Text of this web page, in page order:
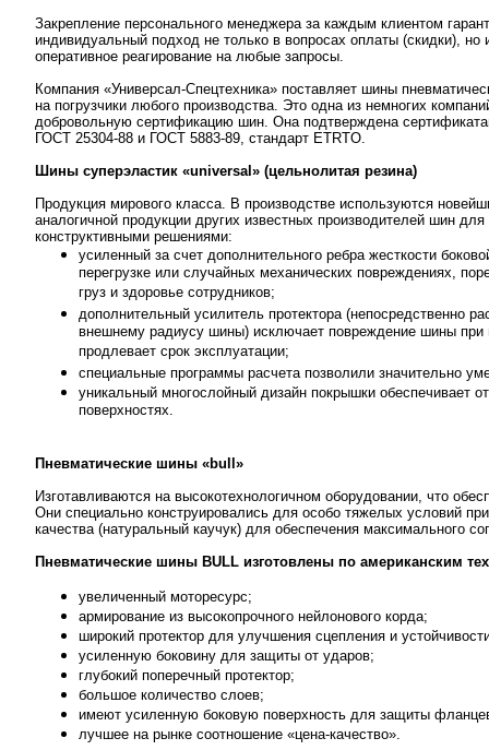
Закрепление персонального менеджера за каждым клиентом
индивидуальный подход не только в вопросах оплаты (скидки), но
оперативное реагирование на любые запросы.
Компания «Универсал-Спецтехника» поставляет шины
на погрузчики любого производства. Это одна из немногих
добровольную сертификацию шин. Она подтверждена
ГОСТ 25304-88 и ГОСТ 5883-89, стандарт ETRTO.
Шины суперэластик «universal» (цельнолитая резина)
Продукция мирового класса. В производстве используются
аналогичной продукции других известных производителей шин для
конструктивными решениями:
усиленный за счет дополнительного ребра жесткости
перегрузке или случайных механических повреждениях,
груз и здоровье сотрудников;
дополнительный усилитель протектора (непосредственно
внешнему радиусу шины) исключает повреждение шины при
продлевает срок эксплуатации;
специальные программы расчета позволили значительно
уникальный многослойный дизайн покрышки обеспечивает
поверхностях.
Пневматические шины «bull»
Изготавливаются на высокотехнологичном оборудовании, что
Они специально конструировались для особо тяжелых условий
качества (натуральный каучук) для обеспечения максимального
Пневматические шины BULL изготовлены по американским
увеличенный моторесурс;
армирование из высокопрочного нейлонового корда;
широкий протектор для улучшения сцепления и
усиленную боковину для защиты от ударов;
глубокий поперечный протектор;
большое количество слоев;
имеют усиленную боковую поверхность для защиты
лучшее на рынке соотношение «цена-качество».